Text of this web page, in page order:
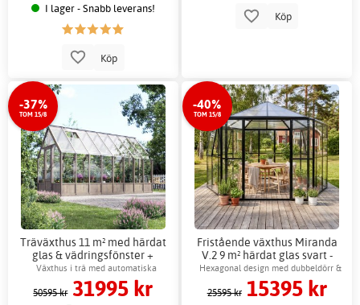
I lager - Snabb leverans!
Köp
Köp
-37%
TOM 15/8
Träväxthus 11 m² med härdat
glas & vädringsfönster +
Växthusbord
Växthus i trä med automatiska
fönsteröppnare
50595 kr 31995 kr
-40%
TOM 15/8
Fristående växthus Miranda
V.2 9 m² härdat glas svart -
Gardeney + Växthusbord
Hexagonal design med dubbeldörr &
ventilation
25595 kr 15395 kr